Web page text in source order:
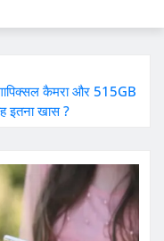
कैमरा और 515GB
इतना खास ?